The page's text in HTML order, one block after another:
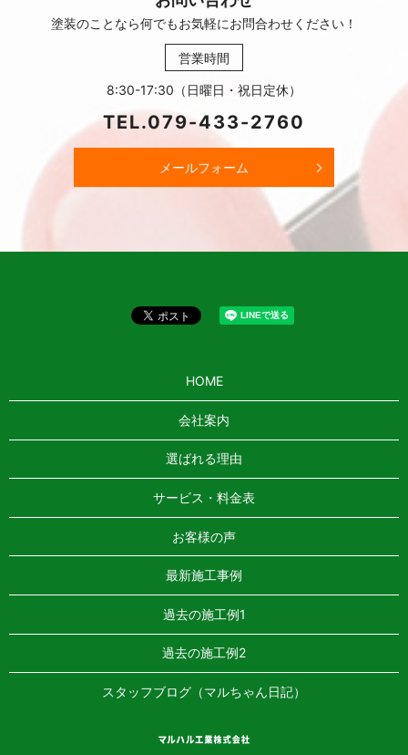
塗装のことなら何でもお気軽にお問合わせください！
営業時間
8:30-17:30（日曜日・祝日定休）
TEL.079-433-2760
メールフォーム
HOME
会社案内
選ばれる理由
サービス・料金表
お客様の声
最新施工事例
過去の施工例1
過去の施工例2
スタッフブログ（マルちゃん日記）